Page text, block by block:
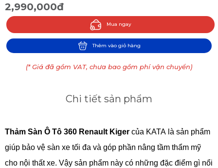
2,990,000đ
Mua ngay
Thêm vào giỏ hàng
(* Giá đã gồm VAT, chưa bao gồm phí vận chuyển)
Chi tiết sản phẩm
Thảm Sàn Ô Tô 360 Renault Kiger của KATA là sản phẩm
giúp bảo vệ sàn xe tối đa và góp phần nâng tầm thẩm mỹ
cho nội thất xe. Vậy sản phẩm này có những đặc điểm gì nổi